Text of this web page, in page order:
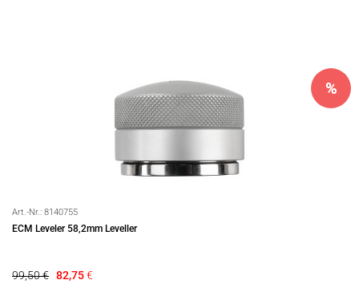
Art.-Nr.: 8140755
ECM Leveler 58,2mm Leveller
%
99,50 € 82,75€